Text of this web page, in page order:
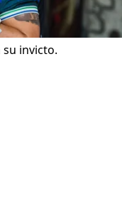
su invicto.